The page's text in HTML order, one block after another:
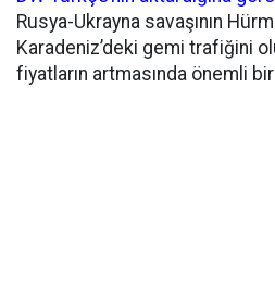
Rusya-Ukrayna savaşının
Karadeniz’deki gemi trafiğini
fiyatların artmasında önemli